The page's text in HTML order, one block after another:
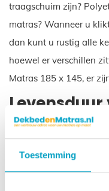
Toestemming
traagschuim zijn?
matras? Wanneer u
dan kunt u rustig alle
hoewel er verschillen
Matras 185 x 145, er
Levensduur
x 145
De levensduur van uw
12 jaar, ook bij